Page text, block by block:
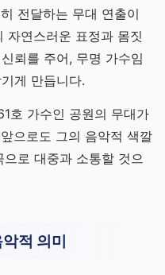
전달하는 무대 연출이
자연스러운 표정과 몸짓
뢰를 주어, 무명 가수임
게 만듭니다.
호 가수인 공원의 무대가
으로도 그의 음악적 색깔
로 대중과 소통할 것으
적 의미